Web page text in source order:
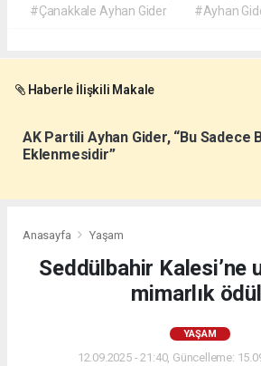
#Çanakkale Ayhan Gider
#Ayhan
Haberle İlişkili Makale
AK Partili Ayhan Gider, “Bu Sadece
Eklenmesidir”
Anasayfa Yaşam
Seddülbahir Kalesi’ne
mimarlık
YAŞAM
12.09.2025 - 21:40, Güncelleme: